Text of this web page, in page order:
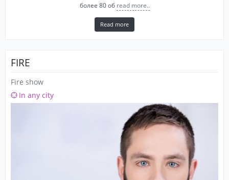
более 80 об read more..
Read more
FIRE
Fire show
In any city